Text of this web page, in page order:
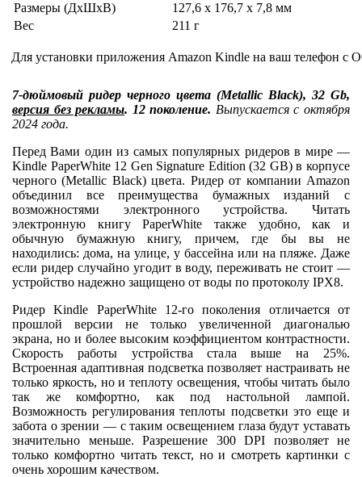
Размеры (ДхШхВ)
127,6 x 176,7 x 7,8 мм
Вес
211 г
Для установки приложения Amazon Kindle на ваш телефон с
7-дюймовый ридер черного цвета (Metallic Black), 32 Gb,
версия без рекламы. 12 поколение. Выпускается с октября
2024 года.
Перед Вами один из самых популярных ридеров в мире —
Kindle PaperWhite 12 Gen Signature Edition (32 GB) в корпусе
черного (Metallic Black) цвета. Ридер от компании Amazon
объединил все преимущества бумажных изданий с
возможностями электронного устройства. Читать
электронную книгу PaperWhite также удобно, как и
обычную бумажную книгу, причем, где бы вы не
находились: дома, на улице, у бассейна или на пляже. Даже
если ридер случайно угодит в воду, переживать не стоит —
устройство надежно защищено от воды по протоколу IPХ8.
Ридер Kindle PaperWhite 12-го поколения отличается от
прошлой версии не только увеличенной диагональю
экрана, но и более высоким коэффициентом контрастности.
Скорость работы устройства стала выше на 25%.
Встроенная адаптивная подсветка позволяет настраивать не
только яркость, но и теплоту освещения, чтобы читать было
так же комфортно, как под настольной лампой.
Возможность регулирования теплоты подсветки это еще и
забота о зрении — с таким освещением глаза будут уставать
значительно меньше. Разрешение 300 DPI позволяет не
только комфортно читать текст, но и смотреть картинки с
очень хорошим качеством.